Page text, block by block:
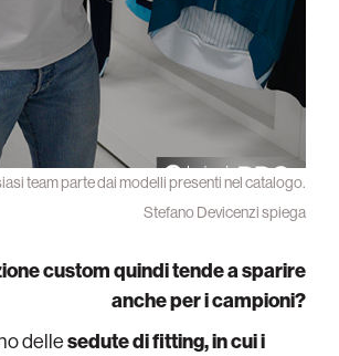
team parte dai modelli presenti nel catalogo.
Stefano Devicenzi spiega
custom quindi tende a sparire
anche per i campioni?
dellesedute di fitting, in cui i